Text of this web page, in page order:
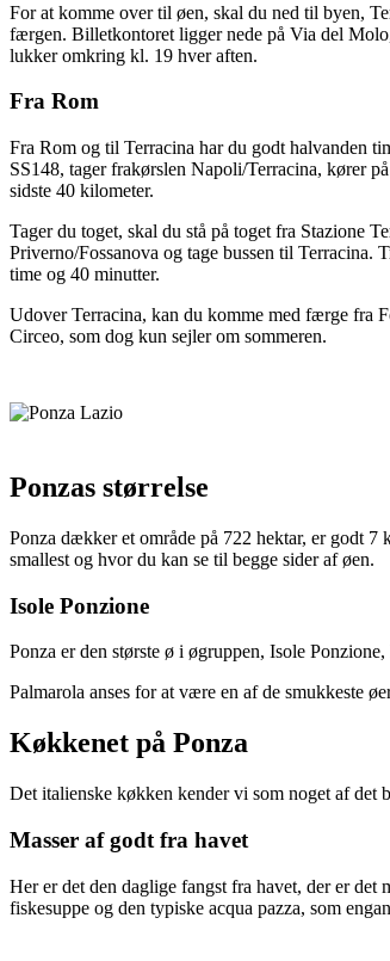
For at komme over til øen, skal du ned til byen,
færgen. Billetkontoret ligger nede på Via del
lukker omkring kl. 19 hver aften.
Fra Rom
Fra Rom og til Terracina har du godt halvanden
SS148, tager frakørslen Napoli/Terracina, kører
sidste 40 kilometer.
Tager du toget, skal du stå på toget fra Stazione
Priverno/Fossanova og tage bussen til Terracina.
time og 40 minutter.
Udover Terracina, kan du komme med færge fra
Circeo, som dog kun sejler om sommeren.
Ponzas størrelse
Ponza dækker et område på 722 hektar, er godt
smallest og hvor du kan se til begge sider af øen.
Isole Ponzione
Ponza er den største ø i øgruppen, Isole
Palmarola anses for at være en af de smukkeste
Køkkenet på Ponza
Det italienske køkken kender vi som noget af det
Masser af godt fra havet
Her er det den daglige fangst fra havet, der er det
fiskesuppe og den typiske acqua pazza, som